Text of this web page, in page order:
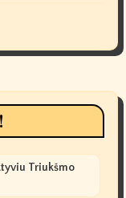
Triukšmo